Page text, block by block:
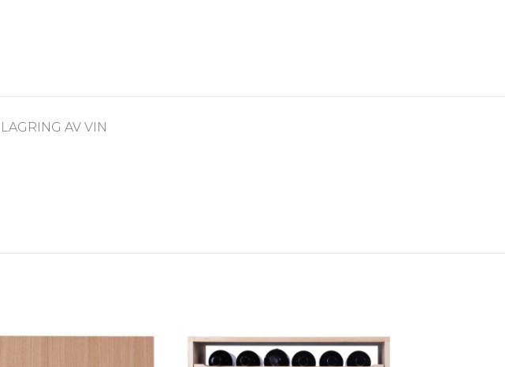
LAGRING AV VIN